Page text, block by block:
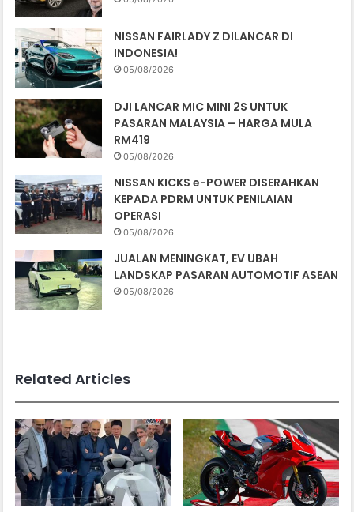
NISSAN FAIRLADY Z DILANCAR DI
INDONESIA!
05/08/2026
DJI LANCAR MIC MINI 2S UNTUK
PASARAN MALAYSIA – HARGA MULA
RM419
05/08/2026
NISSAN KICKS e-POWER DISERAHKAN
KEPADA PDRM UNTUK PENILAIAN
OPERASI
05/08/2026
JUALAN MENINGKAT, EV UBAH
LANDSKAP PASARAN AUTOMOTIF ASEAN
05/08/2026
Related Articles